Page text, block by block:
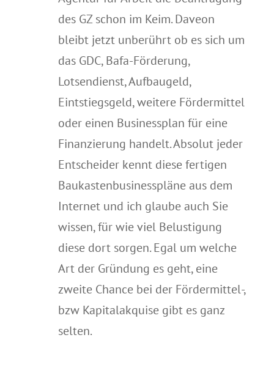
des GZ schon im Keim. Daveon
bleibt jetzt unberührt ob es sich um
das GDC, Bafa-Förderung,
Lotsendienst, Aufbaugeld,
Eintstiegsgeld, weitere Fördermittel
oder einen Businessplan für eine
Finanzierung handelt. Absolut jeder
Entscheider kennt diese fertigen
Baukastenbusinesspläne aus dem
Internet und ich glaube auch Sie
wissen, für wie viel Belustigung
diese dort sorgen. Egal um welche
Art der Gründung es geht, eine
zweite Chance bei der Fördermittel-,
bzw Kapitalakquise gibt es ganz
selten.